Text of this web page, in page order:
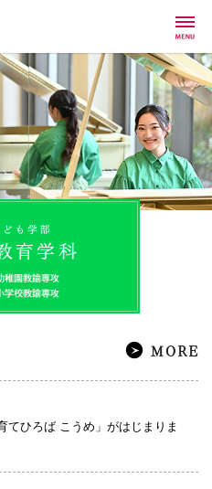
てひろば こうめ」がはじまりま